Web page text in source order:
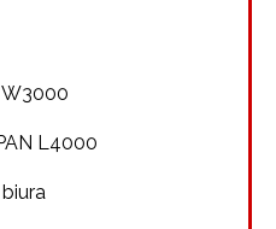
W3000
L4000